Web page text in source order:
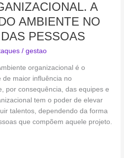
A
AMBIENTE NO
PESSOAS
/gestao
organizacional é o
maior influência no
por consequência, das equipes e
tem o poder de elevar
talentos, dependendo da forma
que compõem aquele projeto.